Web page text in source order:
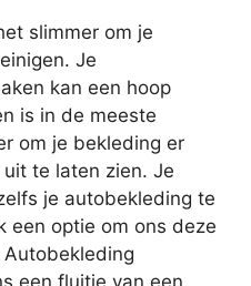
slimmer om je
Je
kan een hoop
is in de meeste
om je bekleding er
te laten zien. Je
je autobekleding te
een optie om ons deze